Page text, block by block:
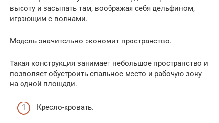
высоту и засыпать там, воображая себя дельфином,
играющим с волнами.
Модель значительно экономит пространство.
Такая конструкция занимает небольшое пространство и
позволяет обустроить спальное место и рабочую зону
на одной площади.
Кресло-кровать.